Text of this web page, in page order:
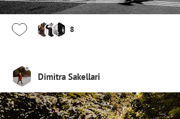
8
Dimitra Sakellari